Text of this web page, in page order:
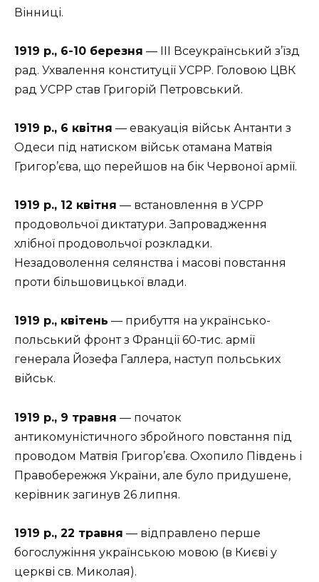
Вінниці.
1919 р., 6-10 березня — III Всеукраїнський з’їзд
рад. Ухвалення конституції УСРР. Головою ЦВК
рад УСРР став Григорій Петровський.
1919 р., 6 квітня — евакуація військ Антанти з
Одеси під натиском військ отамана Матвія
Григор’єва, що перейшов на бік Червоної армії.
1919 р., 12 квітня — встановлення в УСРР
продовольчої диктатури. Запровадження
хлібної продовольчої розкладки.
Незадоволення селянства і масові повстання
проти більшовицької влади.
1919 р., квітень — прибуття на українсько-
польський фронт з Франції 60-тис. армії
генерала Йозефа Галлера, наступ польських
військ.
1919 р., 9 травня — початок
антикомуністичного збройного повстання під
проводом Матвія Григор’єва. Охопило Південь і
Правобережжя України, але було придушене,
керівник загинув 26 липня.
1919 р., 22 травня — відправлено перше
богослужіння українською мовою (в Києві у
церкві св. Миколая).